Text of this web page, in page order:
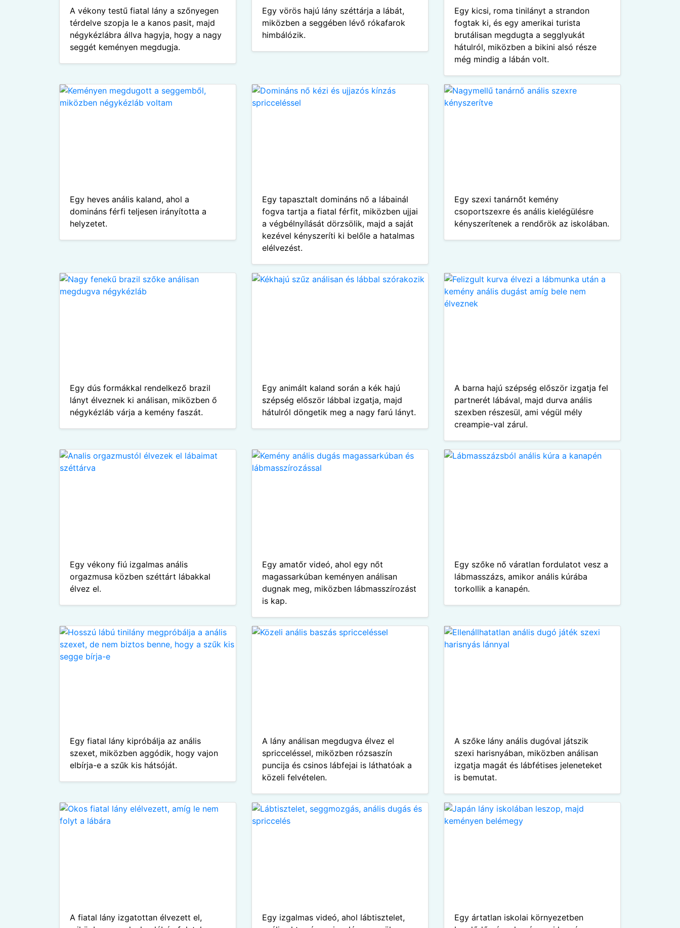
A vékony testű fiatal lány a szőnyegen
térdelve szopja le a kanos pasit, majd
négykézlábra állva hagyja, hogy a nagy
seggét keményen megdugja.
Egy vörös hajú lány széttárja a lábát,
miközben a seggében lévő rókafarok
himbálózik.
Egy kicsi, roma tinilányt a strandon
fogtak ki, és egy amerikai turista
brutálisan megdugta a segglyukát
hátulról, miközben a bikini alsó része
még mindig a lábán volt.
Egy heves anális kaland, ahol a
domináns férfi teljesen irányította a
helyzetet.
Egy tapasztalt domináns nő a lábainál
fogva tartja a fiatal férfit, miközben ujjai
a végbélnyílását dörzsölik, majd a saját
kezével kényszeríti ki belőle a hatalmas
elélvezést.
Egy szexi tanárnőt kemény
csoportszexre és anális kielégülésre
kényszerítenek a rendőrök az iskolában.
Egy dús formákkal rendelkező brazil
lányt élveznek ki análisan, miközben ő
négykézláb várja a kemény faszát.
Egy animált kaland során a kék hajú
szépség először lábbal izgatja, majd
hátulról döngetik meg a nagy farú lányt.
A barna hajú szépség először izgatja fel
partnerét lábával, majd durva anális
szexben részesül, ami végül mély
creampie-val zárul.
Egy vékony fiú izgalmas anális
orgazmusa közben széttárt lábakkal
élvez el.
Egy amatőr videó, ahol egy nőt
magassarkúban keményen análisan
dugnak meg, miközben lábmasszírozást
is kap.
Egy szőke nő váratlan fordulatot vesz a
lábmasszázs, amikor anális kúrába
torkollik a kanapén.
Egy fiatal lány kipróbálja az anális
szexet, miközben aggódik, hogy vajon
elbírja-e a szűk kis hátsóját.
A lány análisan megdugva élvez el
spricceléssel, miközben rózsaszín
puncija és csinos lábfejai is láthatóak a
közeli felvételen.
A szőke lány anális dugóval játszik
szexi harisnyában, miközben análisan
izgatja magát és lábfétises jeleneteket
is bemutat.
A fiatal lány izgatottan élvezett el,
Egy izgalmas videó, ahol lábtisztelet,
Egy ártatlan iskolai környezetben